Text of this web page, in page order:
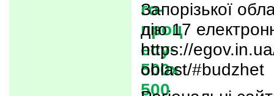
Запорізької
дію 17
https://
oblast/#budzhet